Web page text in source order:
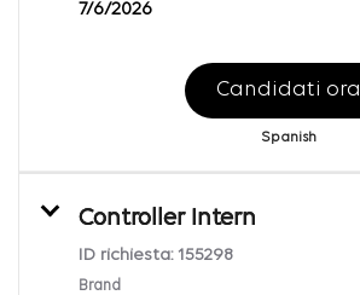
7/6/2026
Candidati ora
Spanish
Controller Intern
ID richiesta: 155298
Brand